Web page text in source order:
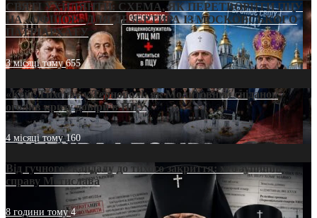
СВЯТІ УХИЛЯНТИ: СХЕМА, ЯК ПЕРЕТВОРИТИ ПЦУ
НА «ОФШОР» ДЛЯ ДЕЗЕРТИРА ІЗ МОСКОВСЬКОГО
ПАТРІАРХАТУ
3 місяці тому655
«Кейс Тихона» у Тернополі: як Молитовний сніданок
оголив кризу довіри в ПЦУ
4 місяці тому160
Від гучного скандалу до тихого закриття: хто зупинив
справу Мстислава
8 години тому4